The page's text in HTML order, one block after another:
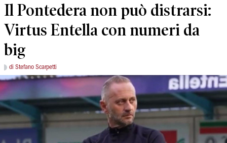
Il Pontedera non può distrarsi:
Virtus Entella con numeri da
big
di Stefano Scarpetti